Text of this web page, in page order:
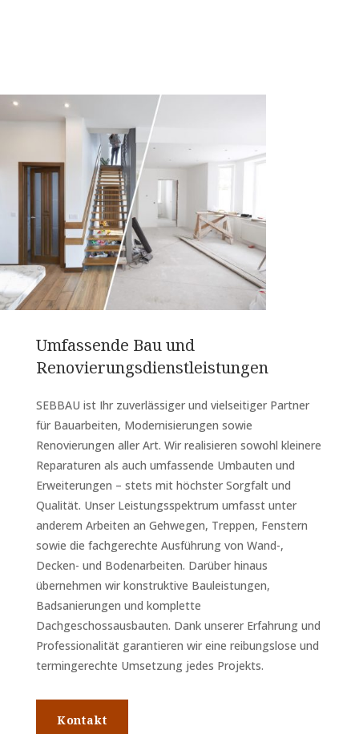
Umfassende Bau und
Renovierungsdienstleistungen
SEBBAU ist Ihr zuverlässiger und vielseitiger Partner
für Bauarbeiten, Modernisierungen sowie
Renovierungen aller Art. Wir realisieren sowohl kleinere
Reparaturen als auch umfassende Umbauten und
Erweiterungen – stets mit höchster Sorgfalt und
Qualität. Unser Leistungsspektrum umfasst unter
anderem Arbeiten an Gehwegen, Treppen, Fenstern
sowie die fachgerechte Ausführung von Wand-,
Decken- und Bodenarbeiten. Darüber hinaus
übernehmen wir konstruktive Bauleistungen,
Badsanierungen und komplette
Dachgeschossausbauten. Dank unserer Erfahrung und
Professionalität garantieren wir eine reibungslose und
termingerechte Umsetzung jedes Projekts.
Kontakt